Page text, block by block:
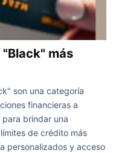
más
son una categoría
financieras a
brindar una
de crédito más
personalizados y acceso